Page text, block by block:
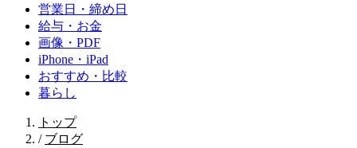
営業日・締め日
給与・お金
画像・PDF
iPhone・iPad
おすすめ・比較
暮らし
トップ
/ ブログ